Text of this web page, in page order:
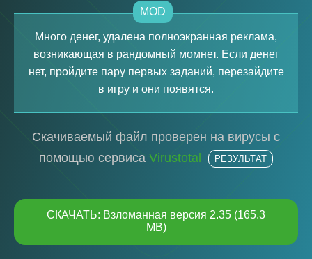
MOD
Много денег, удалена полноэкранная реклама,
возникающая в рандомный момнет. Если денег
нет, пройдите пару первых заданий, перезайдите
в игру и они появятся.
Скачиваемый файл проверен на вирусы с
помощью сервиса Virustotal РЕЗУЛЬТАТ
СКАЧАТЬ: Взломанная версия 2.35 (165.3
MB)